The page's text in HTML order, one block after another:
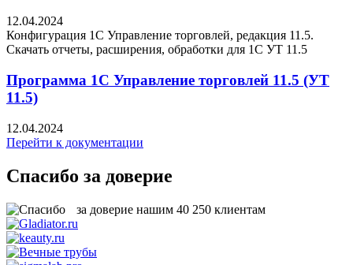
12.04.2024
Конфигурация 1С Управление торговлей, редакция 11.5.
Скачать отчеты, расширения, обработки для 1C УТ 11.5
Программа 1С Управление торговлей 11.5 (УТ
11.5)
12.04.2024
Перейти к документации
Спасибо за доверие
за доверие нашим 40 250 клиентам